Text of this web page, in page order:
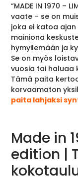
”MADE IN 1970 –
vaate – se on
joka ei katoa
mainiona
hymyilemään ja
Se on myös
vuosia tai haluaa
Tämä paita
korvaamaton
paita lahjaksi
Made in
edition |